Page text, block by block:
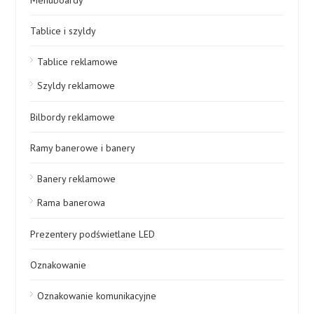
Tablice i szyldy
Tablice reklamowe
Szyldy reklamowe
Bilbordy reklamowe
Ramy banerowe i banery
Banery reklamowe
Rama banerowa
Prezentery podświetlane LED
Oznakowanie
Oznakowanie komunikacyjne